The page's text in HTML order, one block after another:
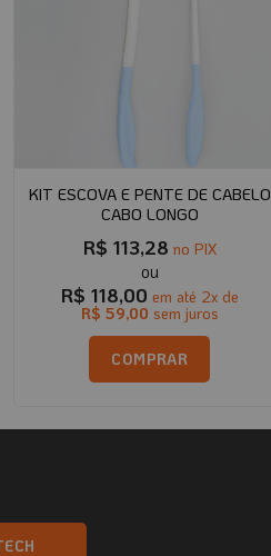
KIT ESCOVA E PENTE DE CABELO
CABO LONGO
R$ 113,28 no PIX
R$ 118,00 em até 2x de
R$ 59,00 sem juros
COMPRAR